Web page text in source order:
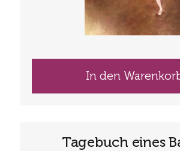
In den
Tagebuch eines